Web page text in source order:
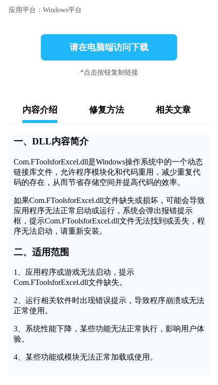
应用平台：Windows平台
请在电脑端访问下载
*点击按钮复制链接
内容介绍 修复方法 相关文章
一、DLL内容简介
Com.FToolsforExcel.dll是Windows操作系统中的一个动态
链接库文件，允许程序模块化和代码重用，减少重复代
码的存在，从而节省存储空间并提高代码的效率。
如果Com.FToolsforExcel.dll文件缺失或损坏，可能会导致
应用程序无法正常启动或运行，系统会弹出报错提示
框，提示Com.FToolsforExcel.dll文件无法找到或丢失，程
序无法启动，请重新安装。
二、适用范围
1、应用程序或游戏无法启动，提示
Com.FToolsforExcel.dll文件缺失。
2、运行相关软件时出现错误提示，导致程序崩溃或无法
正常使用。
3、系统性能下降，某些功能无法正常执行，影响用户体
验。
4、某些功能或模块无法正常加载或使用。